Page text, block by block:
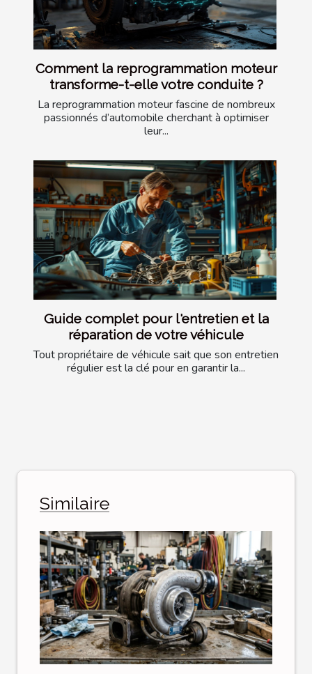
Comment la reprogrammation moteur
transforme-t-elle votre conduite ?
La reprogrammation moteur fascine de nombreux
passionnés d’automobile cherchant à optimiser
leur...
Guide complet pour l'entretien et la
réparation de votre véhicule
Tout propriétaire de véhicule sait que son entretien
régulier est la clé pour en garantir la...
Similaire